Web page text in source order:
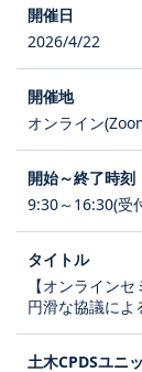
2026/4/22
オンライン
9:30～16:30(受
【オンライン
円滑な協議によ